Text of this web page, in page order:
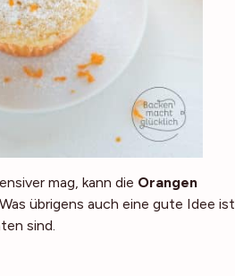
mag, kann die Orangen
übrigens auch eine gute Idee ist,
sind.